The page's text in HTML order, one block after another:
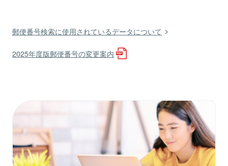
郵便番号検索に使用されているデータについて
2025年度版郵便番号の変更案内